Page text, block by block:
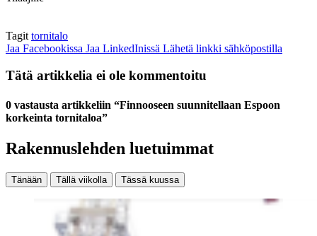
Tagit tornitalo
Jaa Facebookissa Jaa LinkedInissä Lähetä linkki sähköpostilla
Tätä artikkelia ei ole kommentoitu
0 vastausta artikkeliin “Finnooseen suunnitellaan Espoon
korkeinta tornitaloa”
Rakennuslehden luetuimmat
Tänään Tällä viikolla Tässä kuussa